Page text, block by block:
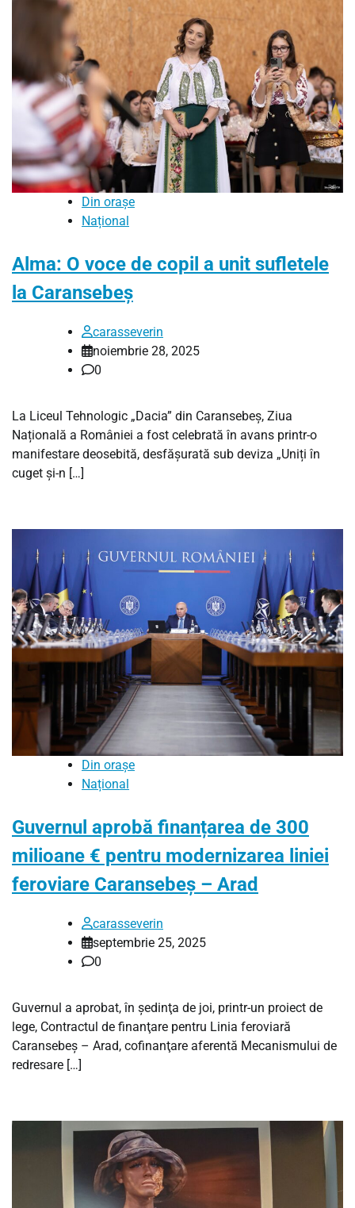
Din orașe
Național
Alma: O voce de copil a unit sufletele
la Caransebeș
carasseverin
noiembrie 28, 2025
0
La Liceul Tehnologic „Dacia” din Caransebeș, Ziua
Națională a României a fost celebrată în avans printr-o
manifestare deosebită, desfășurată sub deviza „Uniți în
cuget și-n […]
Din orașe
Național
Guvernul aprobă finanțarea de 300
milioane € pentru modernizarea liniei
feroviare Caransebeș – Arad
carasseverin
septembrie 25, 2025
0
Guvernul a aprobat, în şedinţa de joi, printr-un proiect de
lege, Contractul de finanţare pentru Linia feroviară
Caransebeş – Arad, cofinanţare aferentă Mecanismului de
redresare […]